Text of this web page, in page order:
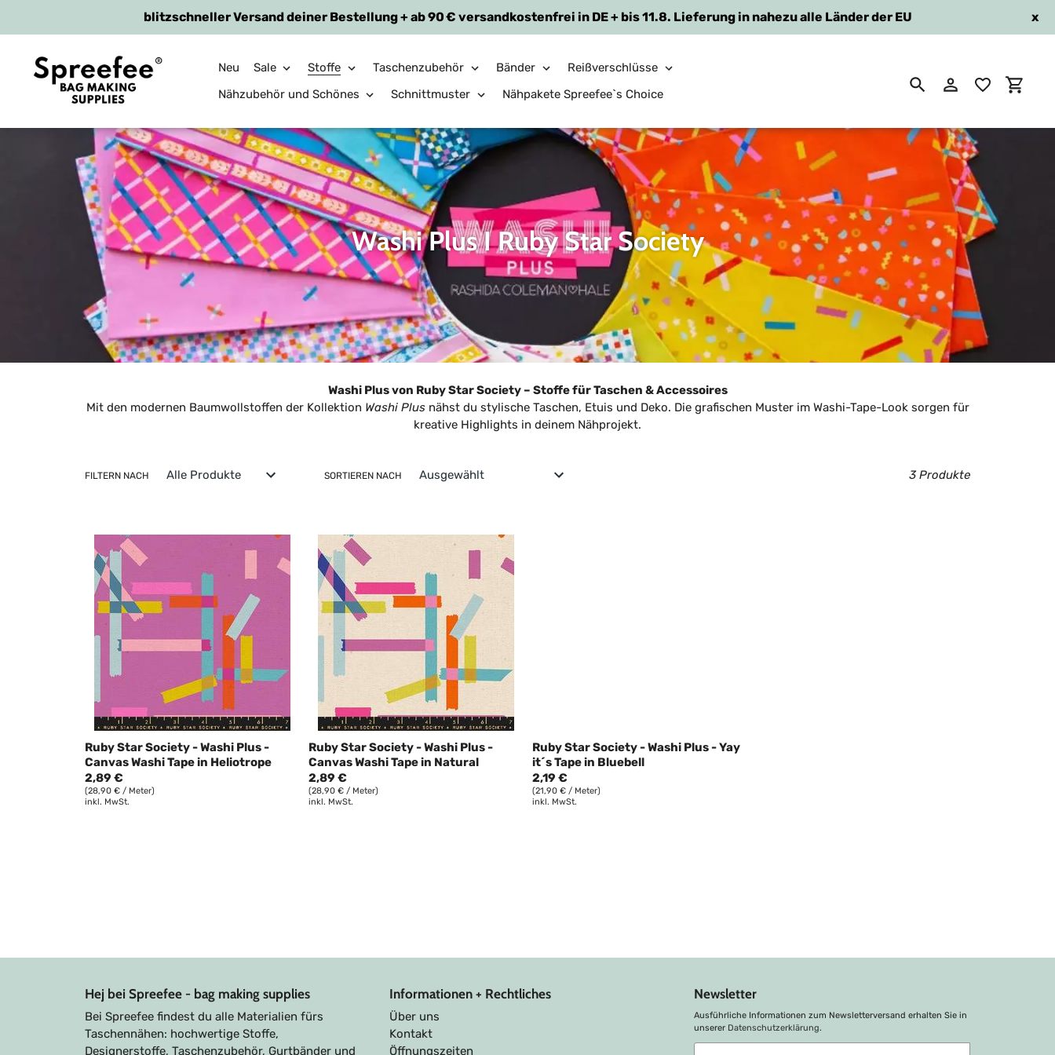
blitzschneller Versand deiner Bestellung + ab 90 € versandkostenfrei in DE + bis 11.8. Lieferung in nahezu alle Länder der EU x
Neu Sale Stoffe Taschenzubehör Bänder
Reißverschlüsse
Nähzubehör und Schönes
Schnittmuster Nähpakete Spreefee`s Choice SuchenEinloggen
S
a
m
l
u
Washi Plus I Ruby Star Society
Washi Plus von Ruby Star Society – Stoffe für Taschen & Accessoires
Mit den modernen Baumwollstoffen der Kollektion Washi Plusnähst du stylische Taschen, Etuis und Deko. Die grafischen Muster im Washi-Tape-Look sorgen für
kreative Highlights in deinem Nähprojekt.
FILTERN NACH SORTIEREN NACH 3 Produkte
Ruby Star Society - Washi Plus -
Canvas Washi Tape in Heliotrope
2,89 €
(28,90 € / Meter)
inkl. MwSt.
Ruby Star Society - Washi Plus -
Canvas Washi Tape in Natural
2,89 €
(28,90 € / Meter)
inkl. MwSt.
Ruby Star Society - Washi Plus - Yay
it´s Tape in Bluebell
2,19 €
(21,90 € / Meter)
inkl. MwSt.
Hej bei Spreefee - bag making supplies
Bei Spreefee findest du alle Materialien fürs
Taschennähen: hochwertige Stoffe,
Designerstoffe, Taschenzubehör, Gurtbänder und
Informationen + Rechtliches
Über uns
Kontakt
Öffnungszeiten
Newsletter
Ausführliche Informationen zum Newsletterversand erhalten Sie in
unserer Datenschutzerklärung.